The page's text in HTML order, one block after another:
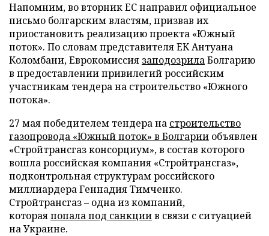
Напомним, во вторник ЕС направил официальное
письмо болгарским властям, призвав их
приостановить реализацию проекта «Южный
поток». По словам представителя ЕК Антуана
Коломбани, Еврокомиссия заподозрилаБолгарию
в предоставлении привилегий российским
участникам тендера на строительство «Южного
потока».
27 мая победителем тендера на строительство
газопровода «Южный поток» в Болгарии объявлен
«Стройтрансгаз консорциум», в состав которого
вошла российская компания «Стройтрансгаз»,
подконтрольная структурам российского
миллиардера Геннадия Тимченко.
Стройтрансгаз – одна из компаний,
котораяпопала под санкциив связи с ситуацией
на Украине.